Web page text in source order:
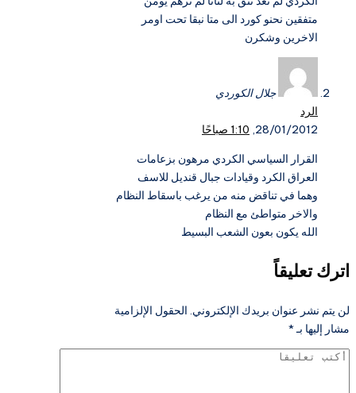
متفقين نحنو كورد الى متا نبقا تحت اومر
الاخرين وشكرن
جلال الكوردي
الرد
28/01/2012, 1:10 صباحًا
القرار السياسي الكردي مرهون بزعامات
العراق الكرد وقيادات جبال قنديل للاسف
وهما في تناقض منه من يرغب باسقاط النظام
والاخر متواطئ مع النظام
الله يكون بعون الشعب البسيط
اترك تعليقاً
لن يتم نشر عنوان بريدك الإلكتروني. الحقول الإلزامية
مشار إليها بـ*